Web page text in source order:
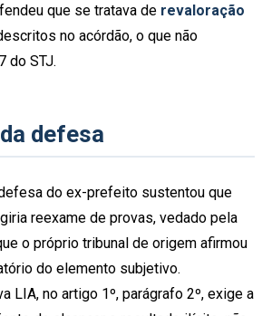
que se tratava de revaloração
no acórdão, o que não
do STJ.
defesa
do ex-prefeito sustentou que
reexame de provas, vedado pela
o próprio tribunal de origem afirmou
do elemento subjetivo.
LIA, no artigo 1º, parágrafo 2º, exige a